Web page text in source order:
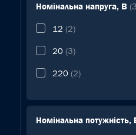
Номінальна напруга, В
12 (2)
20 (3)
220 (2)
Номінальна потужність,